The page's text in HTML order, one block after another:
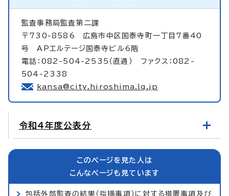
監査事務局監査第二課
〒730-8586 広島市中区国泰寺町一丁目7番40
号 APエルテージ国泰寺ビル6階
電話：082-504-2535（直通） ファクス：082-
504-2338
kansa@city.hiroshima.lg.jp
令和4年度公表分
このページを見た人は
こんなページも見ています
包括外部監査の結果（指摘事項）に対する措置事項及び